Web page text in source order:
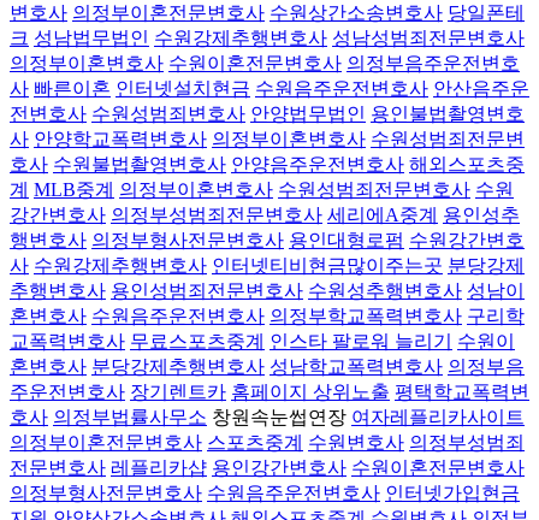
변호사 의정부이혼전문변호사 수원상간소송변호사 당일폰테
크 성남법무법인 수원강제추행변호사 성남성범죄전문변호사
의정부이혼변호사 수원이혼전문변호사 의정부음주운전변호
사 빠른이혼 인터넷설치현금 수원음주운전변호사 안산음주운
전변호사 수원성범죄변호사 안양법무법인 용인불법촬영변호
사 안양학교폭력변호사 의정부이혼변호사 수원성범죄전문변
호사 수원불법촬영변호사 안양음주운전변호사 해외스포츠중
계 MLB중계 의정부이혼변호사 수원성범죄전문변호사 수원
강간변호사 의정부성범죄전문변호사 세리에A중계 용인성추
행변호사 의정부형사전문변호사 용인대형로펌 수원강간변호
사 수원강제추행변호사 인터넷티비현금많이주는곳 분당강제
추행변호사 용인성범죄전문변호사 수원성추행변호사 성남이
혼변호사 수원음주운전변호사 의정부학교폭력변호사 구리학
교폭력변호사 무료스포츠중계 인스타 팔로워 늘리기
수원이
혼변호사 분당강제추행변호사 성남학교폭력변호사 의정부음
주운전변호사 장기렌트카 홈페이지 상위노출 평택학교폭력변
호사 의정부법률사무소 창원속눈썹연장 여자레플리카사이트
의정부이혼전문변호사 스포츠중계 수원변호사 의정부성범죄
전문변호사 레플리카샵 용인강간변호사 수원이혼전문변호사
의정부형사전문변호사 수원음주운전변호사 인터넷가입현금